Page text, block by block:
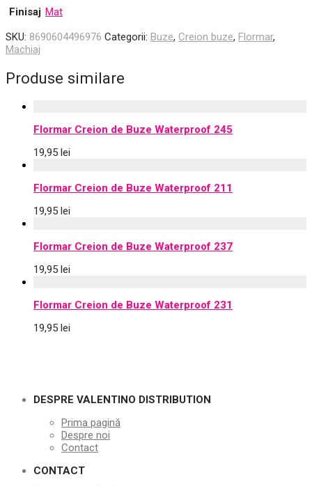
Finisaj Mat
SKU: 8690604496976 Categorii: Buze, Creion buze, Flormar,
Machiaj
Produse similare
Flormar Creion de Buze Waterproof 245
19,95 lei
Flormar Creion de Buze Waterproof 211
19,95 lei
Flormar Creion de Buze Waterproof 237
19,95 lei
Flormar Creion de Buze Waterproof 231
19,95 lei
DESPRE VALENTINO DISTRIBUTION
Prima pagină
Despre noi
Contact
CONTACT